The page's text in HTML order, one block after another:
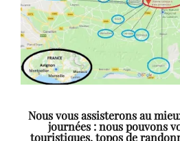
Nous vous assisterons au
journées : nous pouvons
touristiques, topos de